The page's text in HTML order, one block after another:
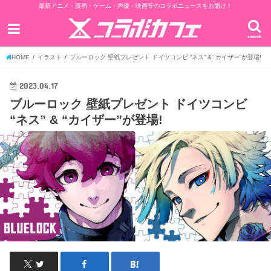
最新アニメ・漫画・ゲーム・声優・映画等のコラボニュースをお届け！
search
HOME イラスト ブルーロック 壁紙プレゼント ドイツコンビ “ネス” & “カイザー”が登場!
2023.04.17
ブルーロック 壁紙プレゼント ドイツコンビ
“ネス” & “カイザー”が登場!